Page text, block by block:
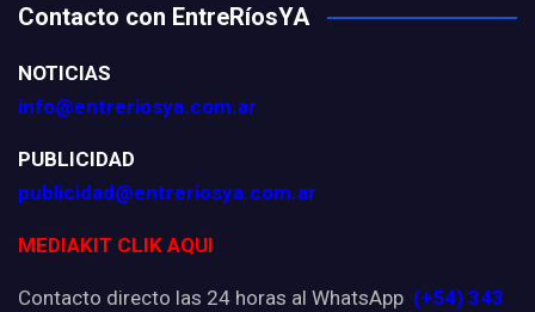
Contacto con EntreRíosYA
NOTICIAS
info@entreriosya.com.ar
PUBLICIDAD
publicidad@entreriosya.com.ar
MEDIAKIT CLIK AQUI
Contacto directo las 24 horas al WhatsApp (+54) 343